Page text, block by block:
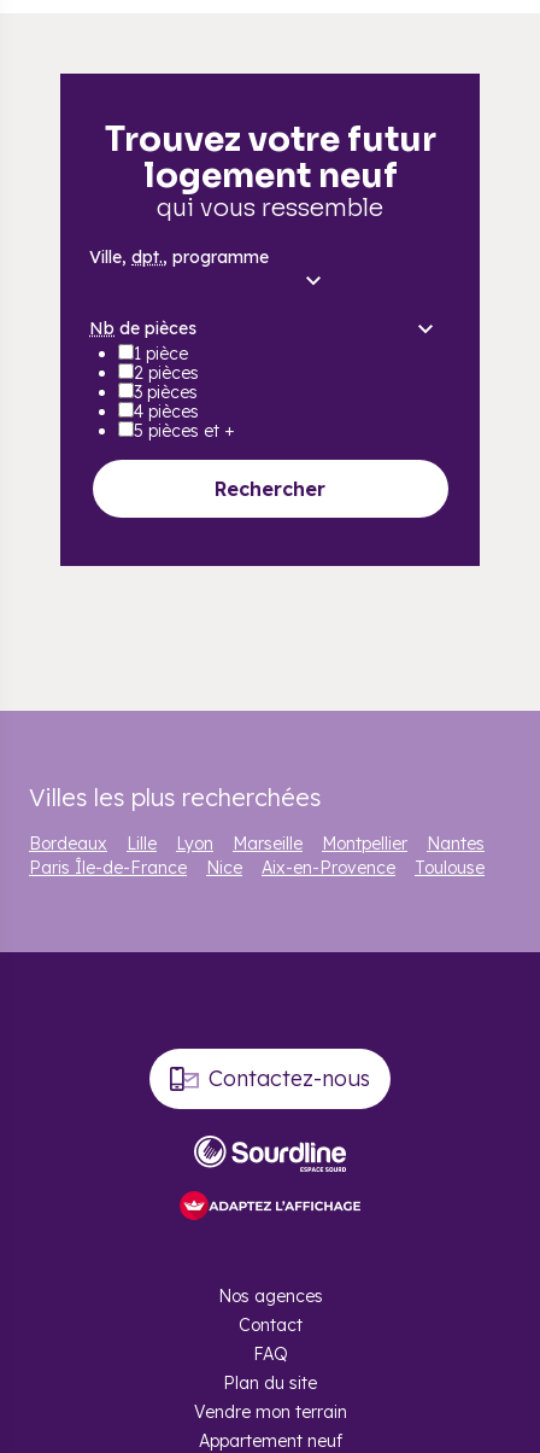
Trouvez votre futur
logement neuf
qui vous ressemble
Ville, dpt., programme
Nb de pièces
1 pièce
2 pièces
3 pièces
4 pièces
5 pièces et +
Rechercher
Villes les plus recherchées
Bordeaux Lille Lyon Marseille Montpellier
Nantes
Paris Île-de-France
Nice Aix-en-Provence Toulouse
Contactez-nous
Nos agences
Contact
FAQ
Plan du site
Vendre mon terrain
Appartement neuf